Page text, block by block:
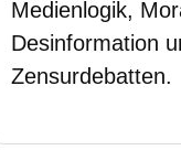
Medienlogik,
Desinformation
Zensurdebatten.